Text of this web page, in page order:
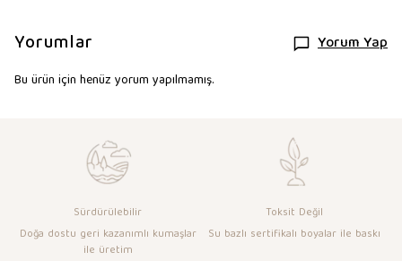
Yorumlar Yorum Yap
Bu ürün için henüz yorum yapılmamış.
Sürdürülebilir
Doğa dostu geri kazanımlı kumaşlar
ile üretim
Toksit Değil
Su bazlı sertifikalı boyalar ile baskı